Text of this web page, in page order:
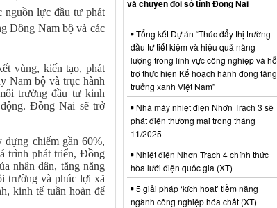
nguồn lực đầu tư phát
Đông Nam bộ và các
vùng, kiến tạo, phát
Nam bộ và trục hành
trường đầu tư kinh
Đồng Nai sẽ trở
dựng chiếm gần 60%,
trình phát triển, Đồng
nhân dân, tăng năng
trường và phúc lợi xã
kinh tế tuần hoàn để
và chuyển đổi số tỉnh Đồng Nai
Tổng kết Dự án “Thúc đẩy thị trường
đầu tư tiết kiệm và hiệu quả năng
lượng trong lĩnh vực công nghiệp và hỗ
trợ thực hiện Kế hoạch hành động tăng
trưởng xanh Việt Nam”
Nhà máy nhiệt điện Nhơn Trạch 3 sẽ
phát điện thương mại trong tháng
11/2025
Nhiệt điện Nhơn Trạch 4 chính thức
hòa lưới điện quốc gia (XT)
5 giải pháp ‘kích hoạt’ tiềm năng
ngành công nghiệp hóa chất (XT)